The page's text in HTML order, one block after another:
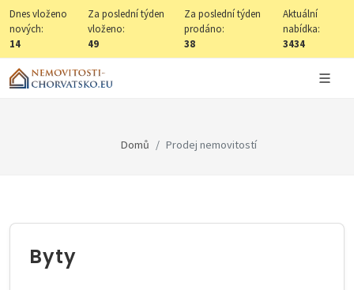
Dnes vloženo
nových:
14
Za poslední týden
vloženo:
49
Za poslední týden
prodáno:
38
Aktuální
nabídka:
3434
Domů Prodej nemovitostí
Byty